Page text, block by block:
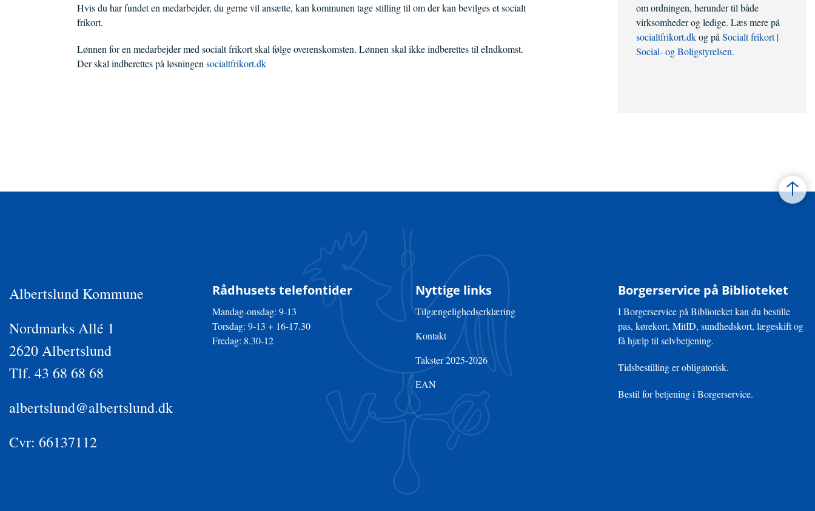
Hvis du har fundet en medarbejder, du gerne vil ansætte, kan kommunen tage stilling til om der kan bevilges et socialt
frikort.
Lønnen for en medarbejder med socialt frikort skal følge overenskomsten. Lønnen skal ikke indberettes til eIndkomst.
Der skal indberettes på løsningen socialtfrikort.dk
om ordningen, herunder til både
virksomheder og ledige. Læs mere på
socialtfrikort.dkog påSocialt frikort |
Social- og Boligstyrelsen.
Albertslund Kommune
Nordmarks Allé 1
2620 Albertslund
Tlf. 43 68 68 68
albertslund@albertslund.dk
Cvr: 66137112
Rådhusets telefontider
Mandag-onsdag: 9-13
Torsdag: 9-13 + 16-17.30
Fredag: 8.30-12
Nyttige links
Tilgængelighedserklæring
Kontakt
Takster 2025-2026
EAN
Borgerservice på Biblioteket
I Borgerservice på Biblioteket kan du bestille
pas, kørekort, MitID, sundhedskort, lægeskift og
få hjælp til selvbetjening.
Tidsbestilling er obligatorisk.
Bestil for betjening i Borgerservice.